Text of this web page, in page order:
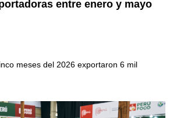
entre enero y mayo
meses del 2026 exportaron 6 mil